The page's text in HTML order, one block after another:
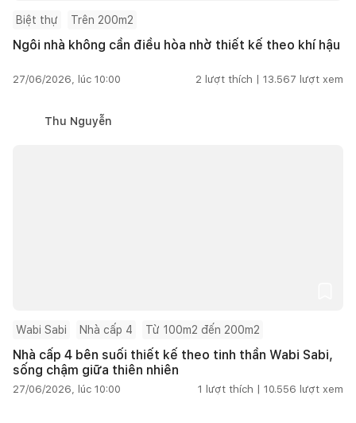
Biệt thự Trên 200m2
Ngôi nhà không cần điều hòa nhờ thiết kế theo khí hậu
27/06/2026, lúc 10:00 2 lượt thích | 13.567 lượt xem
Thu Nguyễn
Wabi Sabi Nhà cấp 4 Từ 100m2 đến 200m2
Nhà cấp 4 bên suối thiết kế theo tinh thần Wabi Sabi,
sống chậm giữa thiên nhiên
27/06/2026, lúc 10:00 1 lượt thích | 10.556 lượt xem